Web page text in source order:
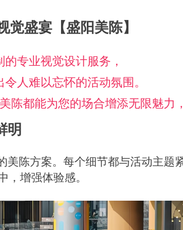
盛宴【盛阳美陈】
专业视觉设计服务，
人难以忘怀的活动氛围。
都能为您的场合增添无限魅力
明
陈方案。每个细节都与活动主题
，增强体验感。